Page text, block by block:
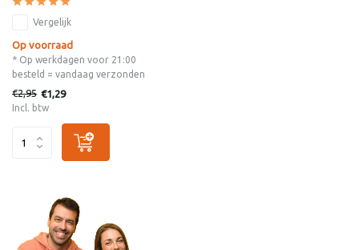
Vergelijk
Op voorraad
* Op werkdagen voor 21:00
besteld = vandaag verzonden
€2,95 €1,29
Incl. btw